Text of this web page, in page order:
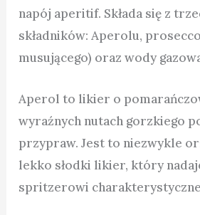
napój aperitif. Składa się z
składników: Aperolu,
musującego) oraz wody
Aperol to likier o
wyraźnych nutach gorzkiego
przypraw. Jest to niezwykle
lekko słodki likier, który
spritzerowi